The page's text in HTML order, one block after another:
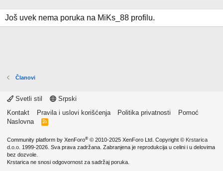
Još uvek nema poruka na MiKs_88 profilu.
Članovi
Svetli stil
Srpski
Kontakt
Pravila i uslovi korišćenja Politika privatnosti
Pomoć
Naslovna
R
Community platform by XenForo® © 2010-2025 XenForo Ltd. Copyright © Krstarica
d.o.o. 1999-2026. Sva prava zadržana. Zabranjena je reprodukcija u celini i u delovima
bez dozvole.
Krstarica ne snosi odgovornost za sadržaj poruka.